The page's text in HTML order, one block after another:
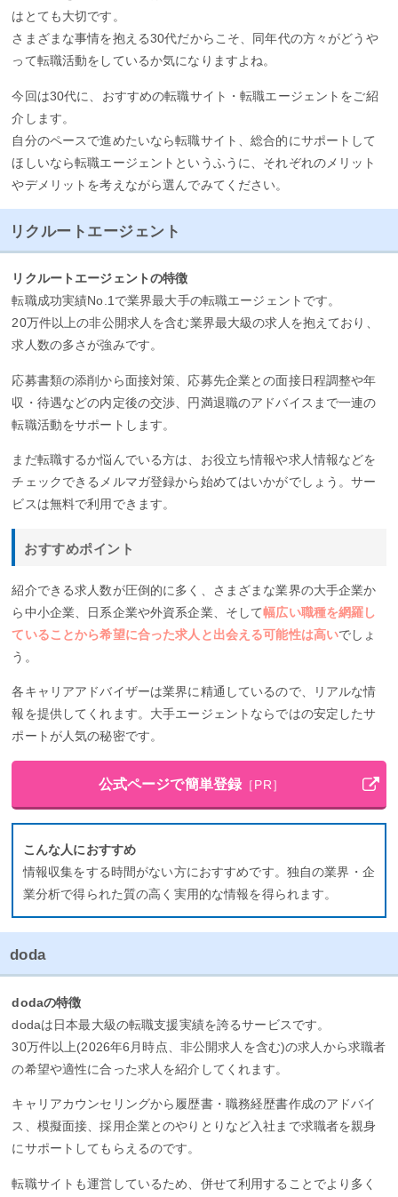
はとても大切です。
さまざまな事情を抱える30代だからこそ、同年代の方々がどうや
って転職活動をしているか気になりますよね。
今回は30代に、おすすめの転職サイト・転職エージェントをご紹
介します。
自分のペースで進めたいなら転職サイト、総合的にサポートして
ほしいなら転職エージェントというふうに、それぞれのメリット
やデメリットを考えながら選んでみてください。
リクルートエージェント
リクルートエージェントの特徴
転職成功実績No.1で業界最大手の転職エージェントです。
20万件以上の非公開求人を含む業界最大級の求人を抱えており、
求人数の多さが強みです。
応募書類の添削から面接対策、応募先企業との面接日程調整や年
収・待遇などの内定後の交渉、円満退職のアドバイスまで一連の
転職活動をサポートします。
まだ転職するか悩んでいる方は、お役立ち情報や求人情報などを
チェックできるメルマガ登録から始めてはいかがでしょう。サー
ビスは無料で利用できます。
おすすめポイント
紹介できる求人数が圧倒的に多く、さまざまな業界の大手企業か
ら中小企業、日系企業や外資系企業、そして幅広い職種を網羅し
ていることから希望に合った求人と出会える可能性は高いでしょ
う。
各キャリアアドバイザーは業界に精通しているので、リアルな情
報を提供してくれます。大手エージェントならではの安定したサ
ポートが人気の秘密です。
公式ページで簡単登録 ［PR］
こんな人におすすめ
情報収集をする時間がない方におすすめです。独自の業界・企
業分析で得られた質の高く実用的な情報を得られます。
doda
dodaの特徴
dodaは日本最大級の転職支援実績を誇るサービスです。
30万件以上(2026年6月時点、非公開求人を含む)の求人から求職者
の希望や適性に合った求人を紹介してくれます。
キャリアカウンセリングから履歴書・職務経歴書作成のアドバイ
ス、模擬面接、採用企業とのやりとりなど入社まで求職者を親身
にサポートしてもらえるのです。
転職サイトも運営しているため、併せて利用することでより多く